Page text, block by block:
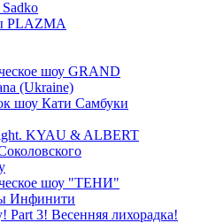
PLAZMA
шоу GRAND
(Ukraine)
шоу Кати Самбуки
KYAU & ALBERT
шоу "ТЕНИ"
Инфинити
Part 3! Весенняя лихорадка!